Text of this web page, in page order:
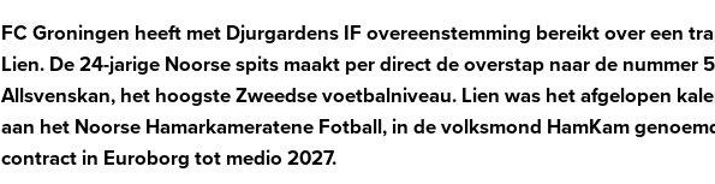
FC Groningen heeft met Djurgardens IF overeenstemming bereikt over een
Lien. De 24-jarige Noorse spits maakt per direct de overstap naar de nummer
Allsvenskan, het hoogste Zweedse voetbalniveau. Lien was het afgelopen
aan het Noorse Hamarkameratene Fotball, in de volksmond HamKam
contract in Euroborg tot medio 2027.